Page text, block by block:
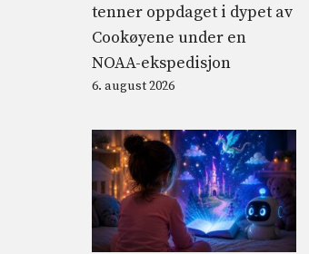
tenner oppdaget i dypet av
Cookøyene under en
NOAA-ekspedisjon
6. august 2026